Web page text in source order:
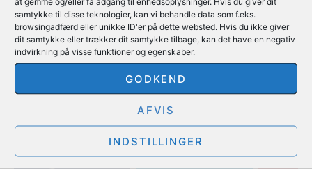
samtykke til disse teknologier, kan vi behandle data som f.eks.
browsingadfærd eller unikke ID'er på dette websted. Hvis du ikke giver
dit samtykke eller trækker dit samtykke tilbage, kan det have en negativ
indvirkning på visse funktioner og egenskaber.
GODKEND
AFVIS
INDSTILLINGER
Faerdig_Vurderings-rapport_DGI-
Tennis_AGM_30012021_FINAL
Download
Til forskerkolleger Videnskab